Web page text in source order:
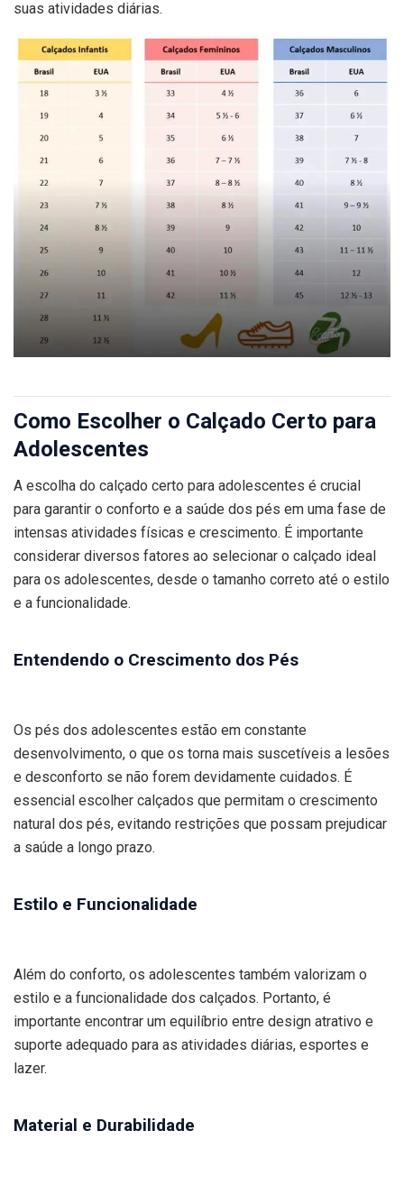
suas atividades diárias.
Como Escolher o Calçado Certo para
Adolescentes
A escolha do calçado certo para adolescentes é crucial
para garantir o conforto e a saúde dos pés em uma fase de
intensas atividades físicas e crescimento. É importante
considerar diversos fatores ao selecionar o calçado ideal
para os adolescentes, desde o tamanho correto até o estilo
e a funcionalidade.
Entendendo o Crescimento dos Pés
Os pés dos adolescentes estão em constante
desenvolvimento, o que os torna mais suscetíveis a lesões
e desconforto se não forem devidamente cuidados. É
essencial escolher calçados que permitam o crescimento
natural dos pés, evitando restrições que possam prejudicar
a saúde a longo prazo.
Estilo e Funcionalidade
Além do conforto, os adolescentes também valorizam o
estilo e a funcionalidade dos calçados. Portanto, é
importante encontrar um equilíbrio entre design atrativo e
suporte adequado para as atividades diárias, esportes e
lazer.
Material e Durabilidade